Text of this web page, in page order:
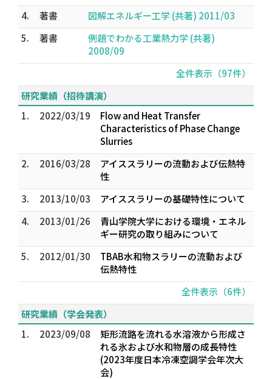
4.
著書
図解エネルギー工学 (共著) 2011/03
5.
著書
例題でわかる工業熱力学 (共著)
2008/09
全件表示（97件）
研究業績（招待講演）
1.
2022/03/19
Flow and Heat Transfer
Characteristics of Phase Change
Slurries
2.
2016/03/28
アイススラリーの流動および伝熱特
性
3.
2013/10/03
アイススラリーの基礎特性について
4.
2013/01/26
青山学院大学における環境・エネル
ギー研究の取り組みについて
5.
2012/01/30
TBAB水和物スラリーの流動および
伝熱特性
全件表示（6件）
研究業績（学会発表）
1.
2023/09/08
矩形流路を流れる水溶液から形成さ
れる氷および水和物層の成長特性
(2023年度日本冷凍空調学会年次大
会)